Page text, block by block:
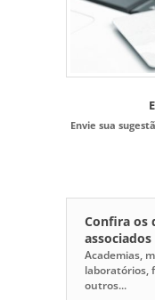
Envie sua
Confira os
Academias,
laboratórios,
outros...